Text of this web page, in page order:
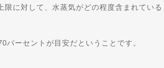
に対して、水蒸気がどの程度含まれている
ーセントが目安だということです。